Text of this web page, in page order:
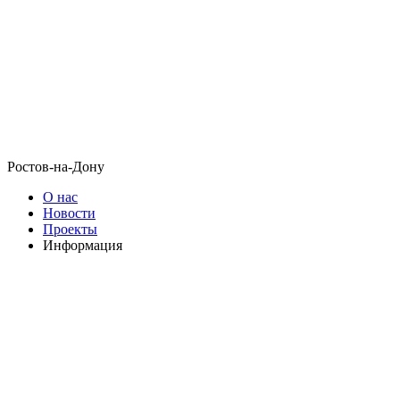
Ростов-на-Дону
О нас
Новости
Проекты
Информация